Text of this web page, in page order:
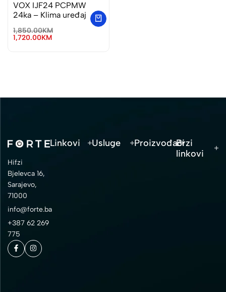
VOX IJF24 PCPMW
24ka – Klima uređaj
1,850.00KM
1,720.00KM
Hifzi
Bjelevca 16,
Sarajevo,
71000
info@forte.ba
+387 62 269
775
Linkovi Usluge ProizvođačiBrzi
linkovi